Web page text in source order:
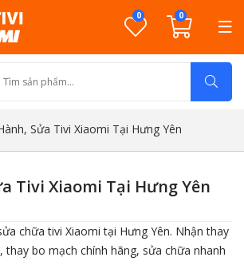
0 0
Sửa Tivi Xiaomi Tại Hưng Yên
Tivi Xiaomi Tại Hưng Yên
chữa tivi Xiaomi tại Hưng Yên. Nhận thay
thay bo mạch chính hãng, sửa chữa nhanh